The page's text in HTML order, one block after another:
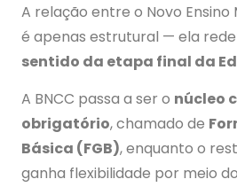
A relação entre o Novo Ensino
é apenas estrutural — ela
sentido da etapa final da
A BNCC passa a ser o núcleo
obrigatório, chamado de
Básica (FGB), enquanto o
ganha flexibilidade por meio